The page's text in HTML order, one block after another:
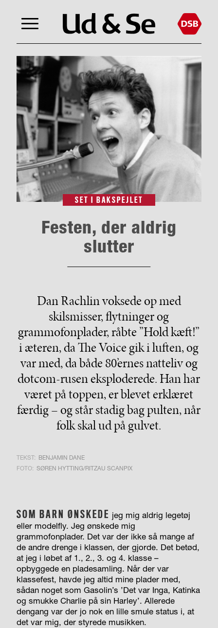
SET I BAKSPEJLET
Festen, der aldrig
slutter
Dan Rachlin voksede op med
skilsmisser, flytninger og
grammofonplader, råbte ”Hold kæft!”
i æteren, da The Voice gik i luften, og
var med, da både 80’ernes natteliv og
dotcom-rusen eksploderede. Han har
været på toppen, er blevet erklæret
færdig – og står stadig bag pulten, når
folk skal ud på gulvet.
TEKST: BENJAMIN DANE
FOTO: SØREN HYTTING/RITZAU SCANPIX
SOM BARN ØNSKEDE jeg mig aldrig legetøj
eller modelfly. Jeg ønskede mig
grammofonplader. Det var der ikke så mange af
de andre drenge i klassen, der gjorde. Det betød,
at jeg i løbet af 1., 2., 3. og 4. klasse –
opbyggede en pladesamling. Når der var
klassefest, havde jeg altid mine plader med,
sådan noget som Gasolin’s ’Det var Inga, Katinka
og smukke Charlie på sin Harley’. Allerede
dengang var der jo nok en lille smule status i, at
det var mig, der styrede musikken.